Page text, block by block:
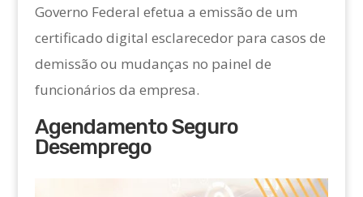
Governo Federal efetua a emissão de um
certificado digital esclarecedor para casos de
demissão ou mudanças no painel de
funcionários da empresa.
Agendamento Seguro
Desemprego